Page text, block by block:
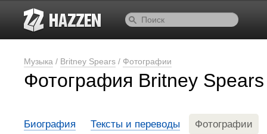
Музыка / Britney Spears / Фотографии
Фотография Britney
Биография Тексты и переводы Фотографии